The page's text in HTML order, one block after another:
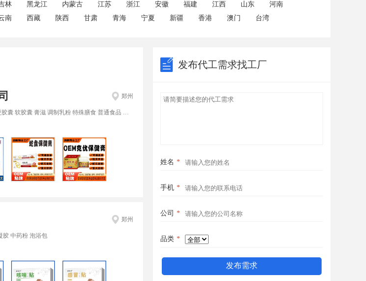
林 黑龙江 内蒙古 江苏 浙江 安徽 福建 江西 山东
河南
南 西藏 陕西 甘肃 青海 宁夏 新疆 香港 澳门 台湾
郑州
滋 调制乳粉 特殊膳食 普通食品 膏贴 乳膏 喷剂 凝胶 水剂 霜膏
郑州
胶 中药粉 泡浴包
发布代工需求找工厂
姓名 *
手机 *
公司 *
品类 *